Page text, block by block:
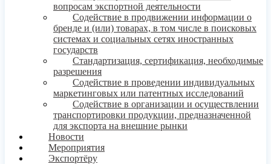
вопросам экспортной деятельности
Содействие в продвижении информации о
бренде и (или) товарах, в том числе в поисковых
системах и социальных сетях иностранных
государств
Стандартизация, сертификация, необходимые
разрешения
Содействие в проведении индивидуальных
маркетинговых или патентных исследований
Содействие в организации и осуществлении
транспортировки продукции, предназначенной
для экспорта на внешние рынки
Новости
Мероприятия
Экспортёру